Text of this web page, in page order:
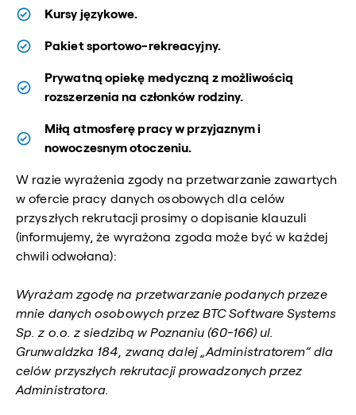
Kursy językowe.
Pakiet sportowo-rekreacyjny.
Prywatną opiekę medyczną z możliwością
rozszerzenia na członków rodziny.
Miłą atmosferę pracy w przyjaznym i
nowoczesnym otoczeniu.
W razie wyrażenia zgody na przetwarzanie zawartych
w ofercie pracy danych osobowych dla celów
przyszłych rekrutacji prosimy o dopisanie klauzuli
(informujemy, że wyrażona zgoda może być w każdej
chwili odwołana):
Wyrażam zgodę na przetwarzanie podanych przeze
mnie danych osobowych przez BTC Software Systems
Sp. z o.o. z siedzibą w Poznaniu (60-166) ul.
Grunwaldzka 184, zwaną dalej „Administratorem” dla
celów przyszłych rekrutacji prowadzonych przez
Administratora.